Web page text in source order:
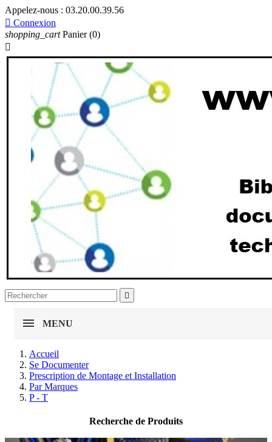
Appelez-nous : 03.20.00.39.56
 Connexion
shopping_cart Panier (0)


MENU
Accueil
Se Documenter
Prescription de Montage et Installation
Par Marques
P - T
Recherche de Produits